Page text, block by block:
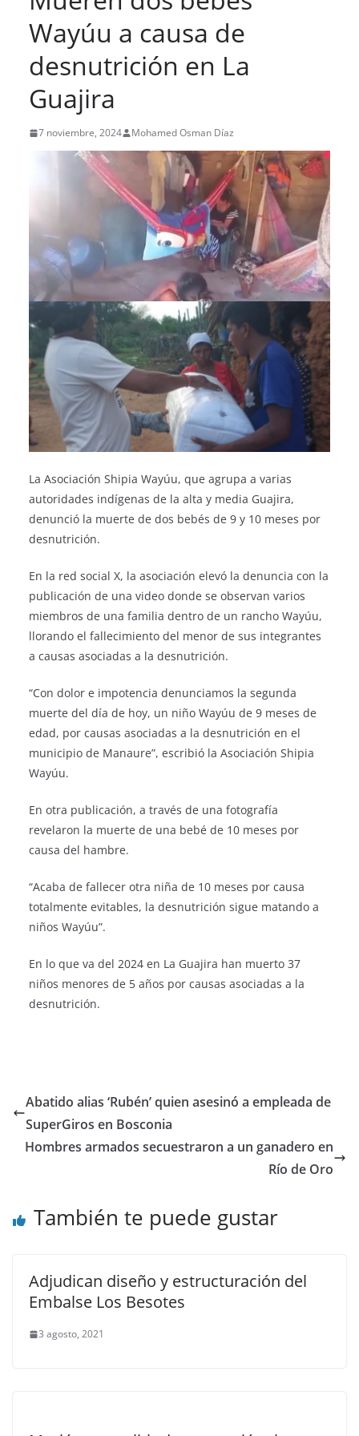
Wayúu a causa de
desnutrición en La
Guajira
7 noviembre, 2024 Mohamed Osman Díaz
La Asociación Shipia Wayúu, que agrupa a varias
autoridades indígenas de la alta y media Guajira,
denunció la muerte de dos bebés de 9 y 10 meses por
desnutrición.
En la red social X, la asociación elevó la denuncia con la
publicación de una video donde se observan varios
miembros de una familia dentro de un rancho Wayúu,
llorando el fallecimiento del menor de sus integrantes
a causas asociadas a la desnutrición.
“Con dolor e impotencia denunciamos la segunda
muerte del día de hoy, un niño Wayúu de 9 meses de
edad, por causas asociadas a la desnutrición en el
municipio de Manaure”, escribió la Asociación Shipia
Wayúu.
En otra publicación, a través de una fotografía
revelaron la muerte de una bebé de 10 meses por
causa del hambre.
“Acaba de fallecer otra niña de 10 meses por causa
totalmente evitables, la desnutrición sigue matando a
niños Wayúu”.
En lo que va del 2024 en La Guajira han muerto 37
niños menores de 5 años por causas asociadas a la
desnutrición.
Abatido alias ‘Rubén’ quien asesinó a empleada de
SuperGiros en Bosconia
Hombres armados secuestraron a un ganadero en
Río de Oro
También te puede gustar
Adjudican diseño y estructuración del
Embalse Los Besotes
3 agosto, 2021